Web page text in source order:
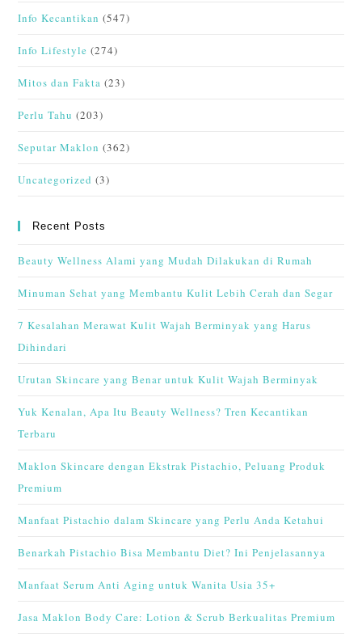
Info Kecantikan (547)
Info Lifestyle (274)
Mitos dan Fakta (23)
Perlu Tahu (203)
Seputar Maklon (362)
Uncategorized (3)
Recent Posts
Beauty Wellness Alami yang Mudah Dilakukan di Rumah
Minuman Sehat yang Membantu Kulit Lebih Cerah dan Segar
7 Kesalahan Merawat Kulit Wajah Berminyak yang Harus
Dihindari
Urutan Skincare yang Benar untuk Kulit Wajah Berminyak
Yuk Kenalan, Apa Itu Beauty Wellness? Tren Kecantikan
Terbaru
Maklon Skincare dengan Ekstrak Pistachio, Peluang Produk
Premium
Manfaat Pistachio dalam Skincare yang Perlu Anda Ketahui
Benarkah Pistachio Bisa Membantu Diet? Ini Penjelasannya
Manfaat Serum Anti Aging untuk Wanita Usia 35+
Jasa Maklon Body Care: Lotion & Scrub Berkualitas Premium